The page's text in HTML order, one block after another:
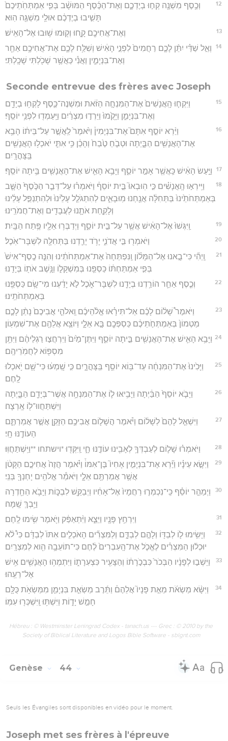
12
וְכֶ֥סֶף מִשְׁנֶ֖ה קְח֣וּ בְיֶדְכֶ֑ם וְאֶת־הַכֶּ֜סֶף הַמּוּשָׁ֨ב בְּפִ֤י אַמְתְּחֹֽתֵיכֶם֙
תָּשִׁ֣יבוּ בְיֶדְכֶ֔ם אוּלַ֥י מִשְׁגֶּ֖ה הֽוּא׃
13 וְאֶת־אֲחִיכֶ֖ם קָ֑חוּ וְק֖וּמוּ שׁ֥וּבוּ אֶל־הָאִֽישׁ׃
14
וְאֵ֣ל שַׁדַּ֗י יִתֵּ֨ן לָכֶ֤ם רַחֲמִים֙ לִפְנֵ֣י הָאִ֔ישׁ וְשִׁלַּ֥ח לָכֶ֛ם אֶת־אֲחִיכֶ֥ם אַחֵ֖ר
וְאֶת־בִּנְיָמִ֑ין וַאֲנִ֕י כַּאֲשֶׁ֥ר שָׁכֹ֖לְתִּי שָׁכָֽלְתִּי׃
Seconde entrevue des frères avec Joseph
15
וַיִּקְח֤וּ הָֽאֲנָשִׁים֙ אֶת־הַמִּנְחָ֣ה הַזֹּ֔את וּמִשְׁנֶה־כֶּ֛סֶף לָקְח֥וּ בְיָדָ֖ם
וְאֶת־בִּנְיָמִ֑ן וַיָּקֻ֙מוּ֙ וַיֵּרְד֣וּ מִצְרַ֔יִם וַיַּֽעַמְד֖וּ לִפְנֵ֥י יוֹסֵֽף׃
16
וַיַּ֨רְא יוֹסֵ֣ף אִתָּם֮ אֶת־בִּנְיָמִין֒ וַיֹּ֙אמֶר֙ לַֽאֲשֶׁ֣ר עַל־בֵּית֔וֹ הָבֵ֥א
אֶת־הָאֲנָשִׁ֖ים הַבָּ֑יְתָה וּטְבֹ֤חַ טֶ֙בַח֙ וְהָכֵ֔ן כִּ֥י אִתִּ֛י יֹאכְל֥וּ הָאֲנָשִׁ֖ים
בַּֽצָּהֳרָֽיִם׃
17 וַיַּ֣עַשׂ הָאִ֔ישׁ כַּֽאֲשֶׁ֖ר אָמַ֣ר יוֹסֵ֑ף וַיָּבֵ֥א הָאִ֛ישׁ אֶת־הָאֲנָשִׁ֖ים בֵּ֥יתָה יוֹסֵֽף׃
18
וַיִּֽירְא֣וּ הָֽאֲנָשִׁ֗ים כִּ֣י הֽוּבְאוּ֮ בֵּ֣ית יוֹסֵף֒ וַיֹּאמְר֗וּ עַל־דְּבַ֤ר הַכֶּ֙סֶף֙ הַשָּׁ֤ב
בְּאַמְתְּחֹתֵ֙ינוּ֙ בַּתְּחִלָּ֔ה אֲנַ֖חְנוּ מֽוּבָאִ֑ים לְהִתְגֹּלֵ֤ל עָלֵ֙ינוּ֙ וּלְהִתְנַפֵּ֣ל עָלֵ֔ינוּ
וְלָקַ֧חַת אֹתָ֛נוּ לַעֲבָדִ֖ים וְאֶת־חֲמֹרֵֽינוּ׃
19 וַֽיִּגְּשׁוּ֙ אֶל־הָאִ֔ישׁ אֲשֶׁ֖ר עַל־בֵּ֣ית יוֹסֵ֑ף וַיְדַבְּר֥וּ אֵלָ֖יו פֶּ֥תַח הַבָּֽיִת׃
20 וַיֹּאמְר֖וּ בִּ֣י אֲדֹנִ֑י יָרֹ֥ד יָרַ֛דְנוּ בַּתְּחִלָּ֖ה לִשְׁבָּר־אֹֽכֶל׃
21
וַֽיְהִ֞י כִּי־בָ֣אנוּ אֶל־הַמָּל֗וֹן וַֽנִּפְתְּחָה֙ אֶת־אַמְתְּחֹתֵ֔ינוּ וְהִנֵּ֤ה כֶֽסֶף־אִישׁ֙
בְּפִ֣י אַמְתַּחְתּ֔וֹ כַּסְפֵּ֖נוּ בְּמִשְׁקָל֑וֹ וַנָּ֥שֶׁב אֹת֖וֹ בְּיָדֵֽנוּ׃
22
וְכֶ֧סֶף אַחֵ֛ר הוֹרַ֥דְנוּ בְיָדֵ֖נוּ לִשְׁבָּר־אֹ֑כֶל לֹ֣א יָדַ֔עְנוּ מִי־שָׂ֥ם כַּסְפֵּ֖נוּ
בְּאַמְתְּחֹתֵֽינוּ׃
23
וַיֹּאמֶר֩ שָׁל֨וֹם לָכֶ֜ם אַל־תִּירָ֗אוּ אֱלֹ֨הֵיכֶ֜ם וֵֽאלֹהֵ֤י אֲבִיכֶם֙ נָתַ֨ן לָכֶ֤ם
מַטְמוֹן֙ בְּאַמְתְּחֹ֣תֵיכֶ֔ם כַּסְפְּכֶ֖ם בָּ֣א אֵלָ֑י וַיּוֹצֵ֥א אֲלֵהֶ֖ם אֶת־שִׁמְעֽוֹן׃
24 וַיָּבֵ֥א הָאִ֛ישׁ אֶת־הָאֲנָשִׁ֖ים בֵּ֣יתָה יוֹסֵ֑ף וַיִּתֶּן־מַ֙יִם֙ וַיִּרְחֲצ֣וּ רַגְלֵיהֶ֔ם וַיִּתֵּ֥ן
מִסְפּ֖וֹא לַחֲמֹֽרֵיהֶֽם׃
25
וַיָּכִ֙ינוּ֙ אֶת־הַמִּנְחָ֔ה עַד־בּ֥וֹא יוֹסֵ֖ף בַּֽצָּהֳרָ֑יִם כִּ֣י שָֽׁמְע֔וּ כִּי־שָׁ֖ם יֹ֥אכְלוּ
לָֽחֶם׃
26
וַיָּבֹ֤א יוֹסֵף֙ הַבַּ֔יְתָה וַיָּבִ֥יאּוּ ל֛וֹ אֶת־הַמִּנְחָ֥ה אֲשֶׁר־בְּיָדָ֖ם הַבָּ֑יְתָה
וַיִּשְׁתַּחֲווּ־ל֖וֹ אָֽרְצָה׃
27
וַיִּשְׁאַ֤ל לָהֶם֙ לְשָׁל֔וֹם וַיֹּ֗אמֶר הֲשָׁל֛וֹם אֲבִיכֶ֥ם הַזָּקֵ֖ן אֲשֶׁ֣ר אֲמַרְתֶּ֑ם
הַעוֹדֶ֖נּוּ חָֽי׃
28 וַיֹּאמְר֗וּ שָׁל֛וֹם לְעַבְדְּךָ֥ לְאָבִ֖ינוּ עוֹדֶ֣נּוּ חָ֑י וַֽיִּקְּד֖וּ *וישתחו **וַיִּֽשְׁתַּחֲוּֽוּ׃
29
וַיִּשָּׂ֣א עֵינָ֗יו וַיַּ֞רְא אֶת־בִּנְיָמִ֣ין אָחִיו֮ בֶּן־אִמּוֹ֒ וַיֹּ֗אמֶר הֲזֶה֙ אֲחִיכֶ֣ם הַקָּטֹ֔ן
אֲשֶׁ֥ר אֲמַרְתֶּ֖ם אֵלָ֑י וַיֹּאמַ֕ר אֱלֹהִ֥ים יָחְנְךָ֖ בְּנִֽי׃
30
וַיְמַהֵ֣ר יוֹסֵ֗ף כִּֽי־נִכְמְר֤וּ רַחֲמָיו֙ אֶל־אָחִ֔יו וַיְבַקֵּ֖שׁ לִבְכּ֑וֹת וַיָּבֹ֥א הַחַ֖דְרָה
וַיֵּ֥בְךְּ שָֽׁמָּה׃
31 וַיִּרְחַ֥ץ פָּנָ֖יו וַיֵּצֵ֑א וַיִּ֨תְאַפַּ֔ק וַיֹּ֖אמֶר שִׂ֥ימוּ לָֽחֶם׃
32
וַיָּשִׂ֥ימוּ ל֛וֹ לְבַדּ֖וֹ וְלָהֶ֣ם לְבַדָּ֑ם וְלַמִּצְרִ֞ים הָאֹכְלִ֤ים אִתּוֹ֙ לְבַדָּ֔ם כִּי֩ לֹ֨א
יוּכְל֜וּן הַמִּצְרִ֗ים לֶאֱכֹ֤ל אֶת־הָֽעִבְרִים֙ לֶ֔חֶם כִּי־תוֹעֵבָ֥ה הִ֖וא לְמִצְרָֽיִם׃
33
וַיֵּשְׁב֣וּ לְפָנָ֔יו הַבְּכֹר֙ כִּבְכֹ֣רָת֔וֹ וְהַצָּעִ֖יר כִּצְעִרָת֑וֹ וַיִּתְמְה֥וּ הָאֲנָשִׁ֖ים אִ֥ישׁ
אֶל־רֵעֵֽהוּ׃
34
וַיִּשָּׂ֨א מַשְׂאֹ֜ת מֵאֵ֣ת פָּנָיו֮ אֲלֵהֶם֒ וַתֵּ֜רֶב מַשְׂאַ֧ת בִּנְיָמִ֛ן מִמַּשְׂאֹ֥ת כֻּלָּ֖ם
חָמֵ֣שׁ יָד֑וֹת וַיִּשְׁתּ֥וּ וַֽיִּשְׁכְּר֖וּ עִמּֽוֹ׃
Hébreu : © Westminster Leningrad Codex - tanach.us --- Grec : © 2010 by the
Society of Biblical Literature and Logos Bible Software - sblgnt.com
Genèse 44
Seuls les Évangiles sont disponibles en vidéo pour le moment.
Joseph met ses frères à l'épreuve